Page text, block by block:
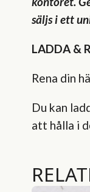
säljs i ett
LADDA &
Rena din
Du kan
att hålla i